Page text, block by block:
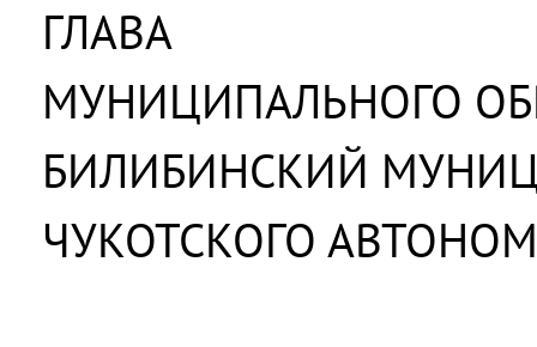
ГЛАВА
МУНИЦИПАЛЬНОГО
БИЛИБИНСКИЙ
ЧУКОТСКОГО